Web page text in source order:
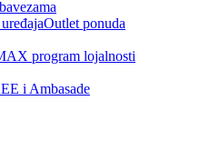
Outlet ponuda
program lojalnosti
i Ambasade